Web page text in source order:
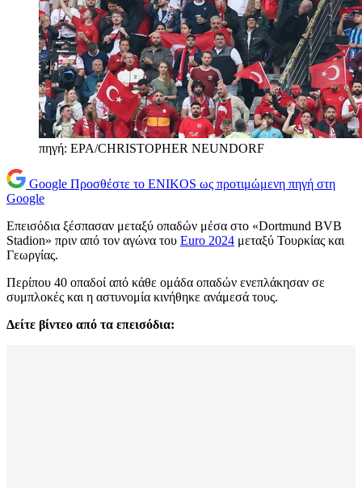
πηγή: EPA/CHRISTOPHER NEUNDORF
Google Προσθέστε το ENIKOS ως προτιμώμενη πηγή στη
Google
Επεισόδια ξέσπασαν μεταξύ οπαδών μέσα στο «Dortmund BVB
Stadion» πριν από τον αγώνα του Euro 2024 μεταξύ Τουρκίας και
Γεωργίας.
Περίπου 40 οπαδοί από κάθε ομάδα οπαδών ενεπλάκησαν σε
συμπλοκές και η αστυνομία κινήθηκε ανάμεσά τους.
Δείτε βίντεο από τα επεισόδια: